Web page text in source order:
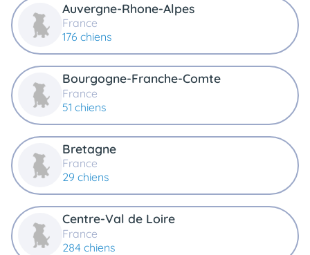
Assurances
Connexion
Auvergne-Rhone-Alpes
France
176 chiens
Bourgogne-Franche-Comte
France
51 chiens
Bretagne
France
29 chiens
Centre-Val de Loire
France
284 chiens